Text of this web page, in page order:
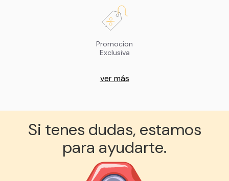
Promocion
Exclusiva
ver más
Si tenes dudas, estamos
para ayudarte.